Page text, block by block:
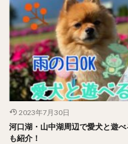
2023年7月30日
河口湖・山中湖周辺で愛犬と遊
も紹介！